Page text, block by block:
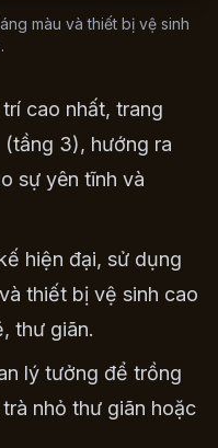
màu và thiết bị vệ sinh
cao nhất, trang
(tầng 3), hướng ra
sự yên tĩnh và
hiện đại, sử dụng
thiết bị vệ sinh cao
thư giãn.
lý tưởng để trồng
nhỏ thư giãn hoặc